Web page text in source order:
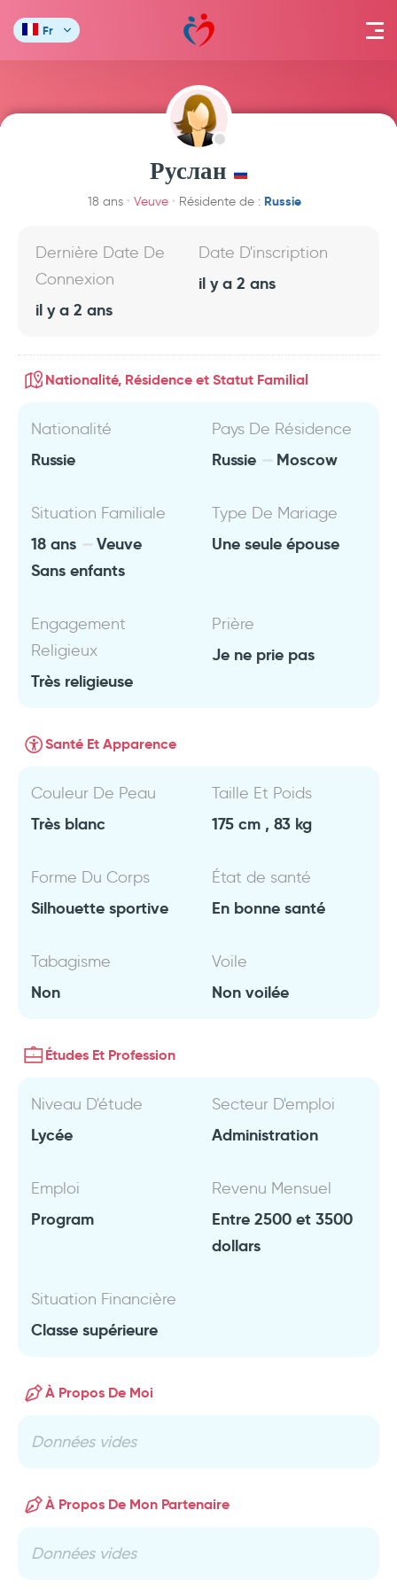
Fr
Руслан
18 ans Veuve Résidente de : Russie
Dernière Date De
Connexion
il y a 2 ans
Date D'inscription
il y a 2 ans
Nationalité, Résidence et Statut Familial
Nationalité
Russie
Pays De Résidence
Russie Moscow
Situation Familiale
18 ans
Veuve
Sans enfants
Type De Mariage
Une seule épouse
Engagement
Religieux
Très religieuse
Prière
Je ne prie pas
Santé Et Apparence
Couleur De Peau
Très blanc
Taille Et Poids
175 cm , 83 kg
Forme Du Corps
Silhouette sportive
État de santé
En bonne santé
Tabagisme
Non
Voile
Non voilée
Études Et Profession
Niveau D'étude
Lycée
Secteur D'emploi
Administration
Emploi
Program
Revenu Mensuel
Entre 2500 et 3500
dollars
Situation Financière
Classe supérieure
À Propos De Moi
Données vides
À Propos De Mon Partenaire
Données vides